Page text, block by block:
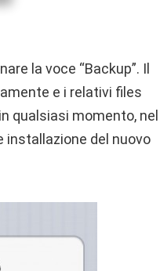
la voce “Backup”. Il
e i relativi files
qualsiasi momento, nel
installazione del nuovo